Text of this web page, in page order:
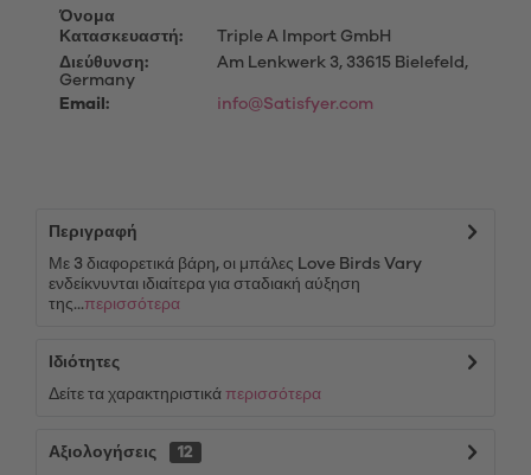
Όνομα
Κατασκευαστή:
Triple A Import GmbH
Διεύθυνση:
Am Lenkwerk 3, 33615 Bielefeld,
Germany
Email:
info@Satisfyer.com
Περιγραφή
Με 3 διαφορετικά βάρη, οι μπάλες Love Birds Vary
ενδείκνυνται ιδιαίτερα για σταδιακή αύξηση
της...περισσότερα
Ιδιότητες
Δείτε τα χαρακτηριστικά περισσότερα
Αξιολογήσεις
12